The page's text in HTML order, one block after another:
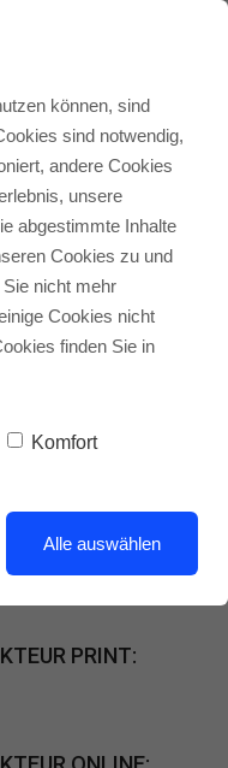
GmbH
PRINT:
können, sind
sind notwendig,
andere Cookies
unsere
abgestimmte Inhalte
Cookies zu und
nicht mehr
Cookies nicht
finden Sie in
Komfort
Alle auswählen